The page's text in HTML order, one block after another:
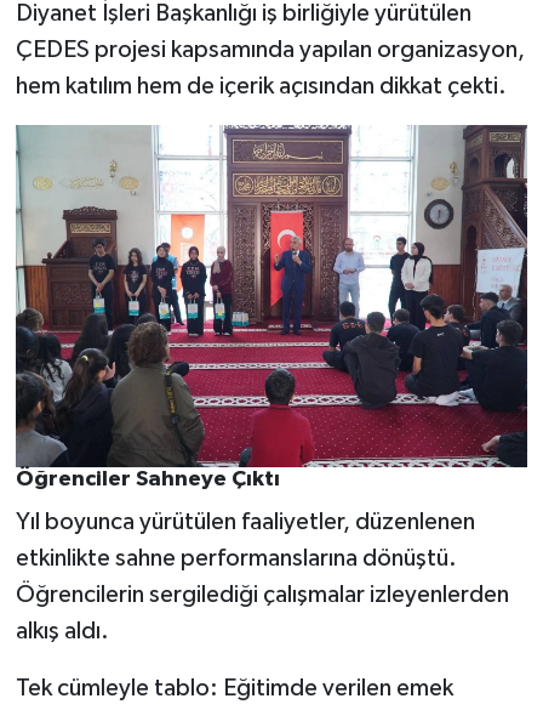
Diyanet İşleri Başkanlığı iş birliğiyle yürütülen
ÇEDES projesi kapsamında yapılan organizasyon,
hem katılım hem de içerik açısından dikkat çekti.
Öğrenciler Sahneye Çıktı
Yıl boyunca yürütülen faaliyetler, düzenlenen
etkinlikte sahne performanslarına dönüştü.
Öğrencilerin sergilediği çalışmalar izleyenlerden
alkış aldı.
Tek cümleyle tablo: Eğitimde verilen emek